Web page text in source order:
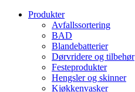
Produkter
Avfallssortering
BAD
Blandebatterier
Dørvridere og tilbehør
Festeprodukter
Hengsler og skinner
Kjøkkenvasker